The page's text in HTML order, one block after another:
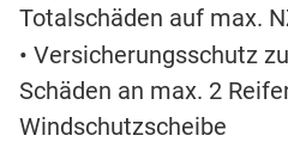
Totalschäden auf max.
• Versicherungsschutz
Schäden an max. 2
Windschutzscheibe